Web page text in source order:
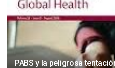
PABS y la peligrosa